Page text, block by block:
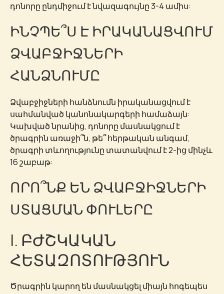
դոնորը ընդմիջում է նվազագույնը 3-4 ամիս:
ԻՆՉՊԵ՞Ս Է ԻՐԱԿԱՆԱՑՎՈՒՄ
ՁՎԱԲՋԻՋՆԵՐԻ
ՀԱՆՁՆՈՒՄԸ
Ձվաբջիջների հանձնումն իրականացվում է
սահմանված կանոնակարգերի համաձայն:
Կախված նրանից, դոնորը մասնակցում է
ծրագրին առաջի՞ն, թե՞ հերթական անգամ,
ծրագրի տևողությունը տատանվում է 2-ից մինչև
16 շաբաթ:
ՈՐՈ՞ՆՔ ԵՆ ՁՎԱԲՋԻՋՆԵՐԻ
ՍՏԱՑՄԱՆ ՓՈՒԼԵՐԸ
I. ԲԺՇԿԱԿԱՆ
ՀԵՏԱԶՈՏՈՒԹՅՈՒՆ
Ծրագրին կարող են մասնակցել միայն հոգեպես